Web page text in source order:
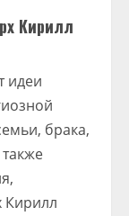
Кирилл
идеи
брака,
Кирилл